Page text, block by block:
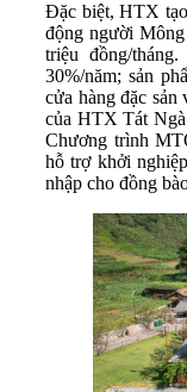
Đặc biệt, HTX
động người
triệu đồng/
30%/năm; sản
cửa hàng đặc sản
của HTX Tát
Chương trình
hỗ trợ khởi
nhập cho đồng